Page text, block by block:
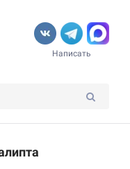
Написать